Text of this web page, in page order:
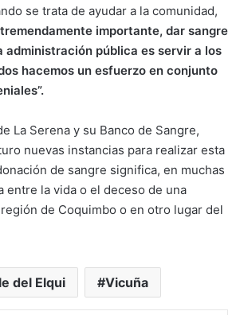
se trata de ayudar a la comunidad,
importante, dar sangre
administración pública es servir a los
hacemos un esfuerzo en conjunto
La Serena y su Banco de Sangre,
nuevas instancias para realizar esta
de sangre significa, en muchas
entre la vida o el deceso de una
de Coquimbo o en otro lugar del
del Elqui Vicuña